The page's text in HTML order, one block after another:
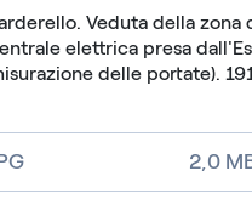
Veduta della zona
elettrica presa
delle portate).
2,0